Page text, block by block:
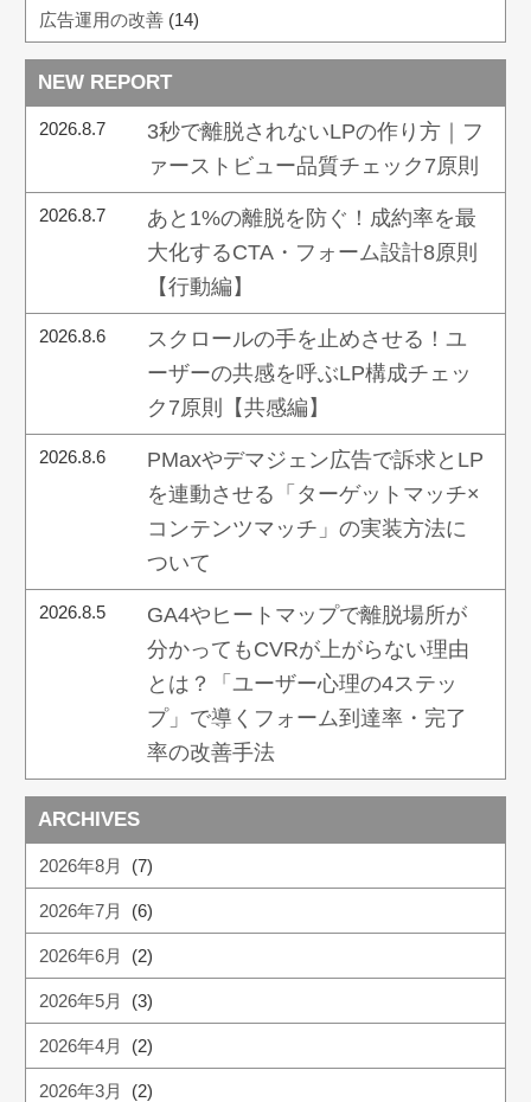
広告運用の改善(14)
NEW REPORT
2026.8.7
3秒で離脱されないLPの作り方｜フ
ァーストビュー品質チェック7原則
2026.8.7
あと1%の離脱を防ぐ！成約率を最
大化するCTA・フォーム設計8原則
【行動編】
2026.8.6
スクロールの手を止めさせる！ユ
ーザーの共感を呼ぶLP構成チェッ
ク7原則【共感編】
2026.8.6
PMaxやデマジェン広告で訴求とLP
を連動させる「ターゲットマッチ×
コンテンツマッチ」の実装方法に
ついて
2026.8.5
GA4やヒートマップで離脱場所が
分かってもCVRが上がらない理由
とは？「ユーザー心理の4ステッ
プ」で導くフォーム到達率・完了
率の改善手法
ARCHIVES
2026年8月 (7)
2026年7月 (6)
2026年6月 (2)
2026年5月 (3)
2026年4月 (2)
2026年3月 (2)